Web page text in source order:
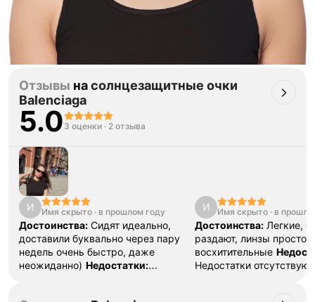
Отзывы насолнцезащитные очки
Balenciaga
5.0 3 оценки · 2 отзыва
И Имя скрыто · в прошлом году
Достоинства: Сидят идеально,
доставили буквально через пару
недель очень быстро, даже
неожиданно) Недостатки:
И Имя скрыто · в
Достоинства: Легкие,
раздают, линзы просто
восхитительные
Недостатки отсутствуют